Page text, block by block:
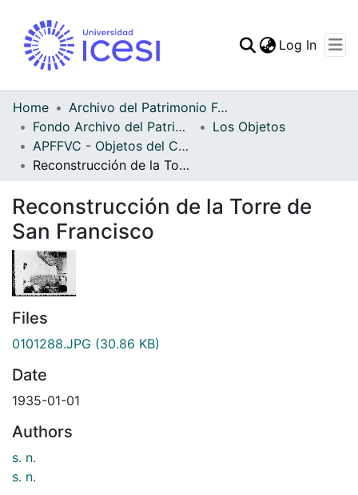
Statistics
Log In
Home
Archivo del Patrimonio Fotográfico y Fílmico del Valle del Cauca
Fondo Archivo del Patrimonio Fotográfico y Fílmico del Valle del Cauca
Los Objetos
APFFVC - Objetos del Culto - Patrimonial
Reconstrucción de la Torre de San Francisco
Reconstrucción de la Torre de
San Francisco
Files
0101288.JPG (30.86 KB)
Date
1935-01-01
Authors
s. n.
s. n.